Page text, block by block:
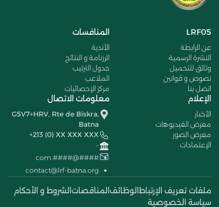
LRF05
عن الرابطة
النشرة الرسمية
وثائق للتحميل
نصوص و قوانين
اتصل بنا
المنافسات
الأندية
الرزنامة و النتائج
جدول الترتيب
الملاعب
مركز الإحصائيات
الإعلام
الأخبار
معرض الفيديوهات
معرض الصور
الإعتمادات
معلومات الاتصال
G5V7+HRV, Rte de Biskra,
Batna
+213 (0) XX XXX XXX
-
####@####.com
contact@lrf-batna.org
ملفات تعريف الإرتباط الوظائف المناقصات الشروط و الأحكام
سياسة الخصوصية